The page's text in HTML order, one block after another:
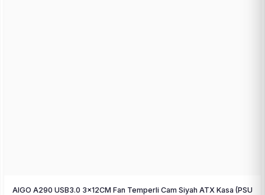
AIGO A290 USB3.0 3×12CM Fan Temperli Cam Siyah ATX Kasa (PSU